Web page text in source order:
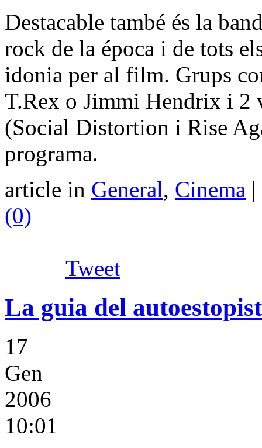
Destacable també és la
rock de la época i de tots
idonia per al film. Grups
T.Rex o Jimmi Hendrix i 2
(Social Distortion i Rise
programa.
article in General, Cinema |
(0)
Tweet
La guia del
17
Gen
2006
10:01